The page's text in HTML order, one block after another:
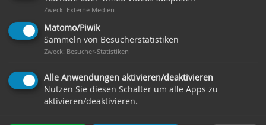
und Bewohner können frei
entscheiden, wem sie ihre
externe Betreuung
anvertrauen wollen. Einen
Friseur- und Fußpflegeservice
Zweck: Externe Medien
Matomo/Piwik
Sammeln von Besucherstatistiken
Zweck: Besucher-Statistiken
Alle Anwendungen aktivieren/deaktivieren
Nutzen Sie diesen Schalter um alle Apps zu
aktivieren/deaktivieren.